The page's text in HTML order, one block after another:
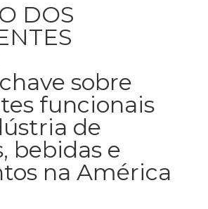
DOS
sobre
funcionais
de
bebidas e
na América